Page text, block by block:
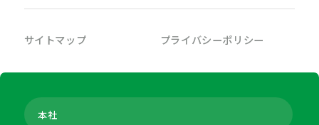
サイトマップ プライバシーポリシー
本社